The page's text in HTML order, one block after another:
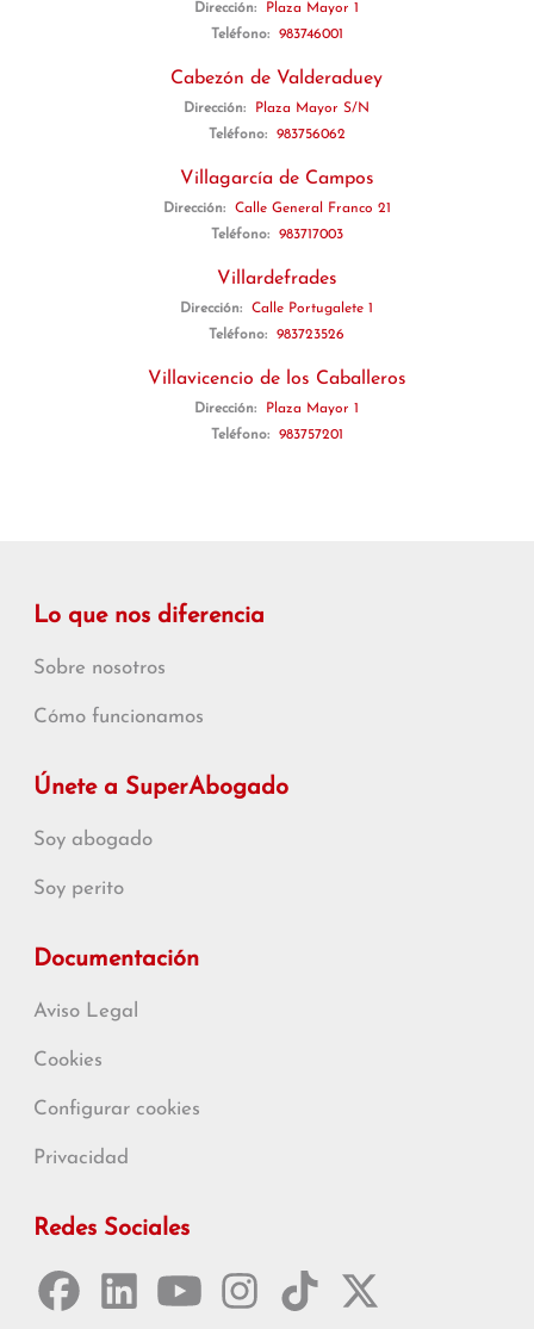
Dirección:
Plaza Mayor 1
Teléfono:
983746001
Cabezón de Valderaduey
Dirección:
Plaza Mayor S/N
Teléfono:
983756062
Villagarcía de Campos
Dirección:
Calle General Franco 21
Teléfono:
983717003
Villardefrades
Dirección:
Calle Portugalete 1
Teléfono:
983723526
Villavicencio de los Caballeros
Dirección:
Plaza Mayor 1
Teléfono:
983757201
Lo que nos diferencia
Sobre nosotros
Cómo funcionamos
Únete a SuperAbogado
Soy abogado
Soy perito
Documentación
Aviso Legal
Cookies
Configurar cookies
Privacidad
Redes Sociales